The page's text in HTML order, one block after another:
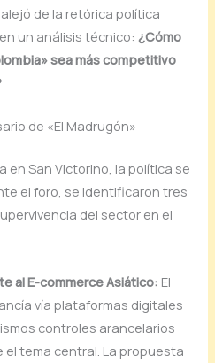
alejó de la retórica política
un análisis técnico:¿Cómo
sea más competitivo
de «El Madrugón»
en San Victorino, la política se
el foro, se identificaron tres
del sector en el
al E-commerce Asiático: El
vía plataformas digitales
controles arancelarios
el tema central. La propuesta